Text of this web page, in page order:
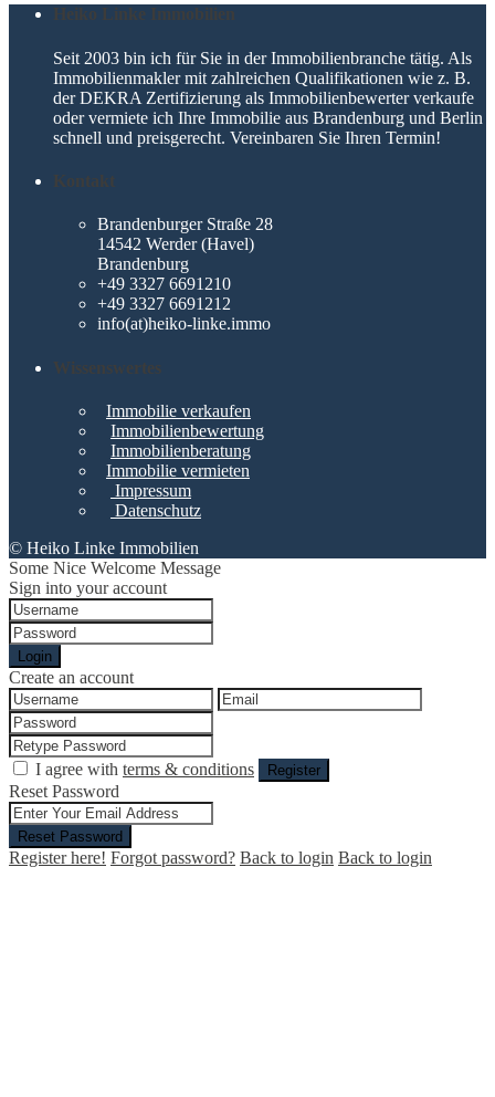
Heiko Linke Immobilien
Seit 2003 bin ich für Sie in der Immobilienbranche tätig. Als
Immobilienmakler mit zahlreichen Qualifikationen wie z. B.
der DEKRA Zertifizierung als Immobilienbewerter verkaufe
oder vermiete ich Ihre Immobilie aus Brandenburg und Berlin
schnell und preisgerecht. Vereinbaren Sie Ihren Termin!
Kontakt
Brandenburger Straße 28
14542 Werder (Havel)
Brandenburg
+49 3327 6691210
+49 3327 6691212
info(at)heiko-linke.immo
Wissenswertes
Immobilie verkaufen
Immobilienbewertung
Immobilienberatung
Immobilie vermieten
Impressum
Datenschutz
© Heiko Linke Immobilien
Some Nice Welcome Message
Sign into your account
Login
Create an account
I agree with terms & conditions Register
Reset Password
Reset Password
Register here! Forgot password? Back to login Back to login